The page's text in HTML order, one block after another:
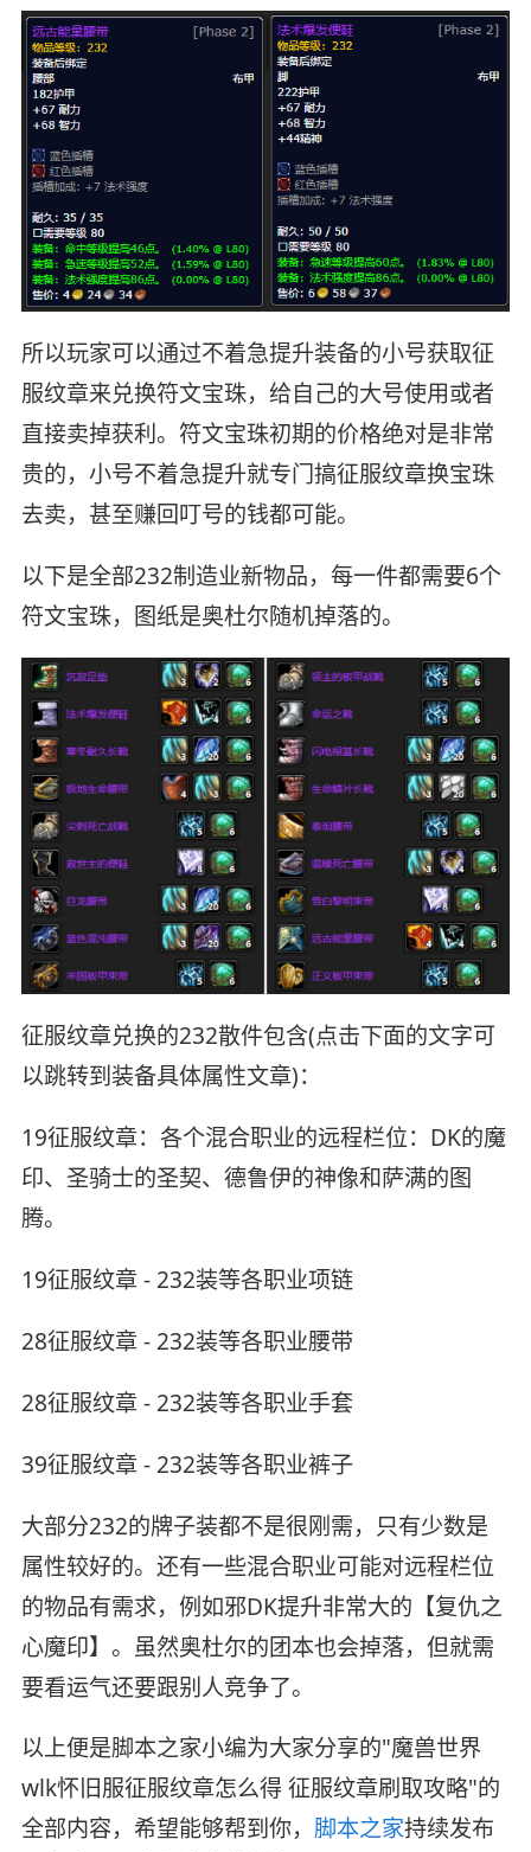
所以玩家可以通过不着急提升装备的小号获取征
服纹章来兑换符文宝珠，给自己的大号使用或者
直接卖掉获利。符文宝珠初期的价格绝对是非常
贵的，小号不着急提升就专门搞征服纹章换宝珠
去卖，甚至赚回叮号的钱都可能。
以下是全部232制造业新物品，每一件都需要6个
符文宝珠，图纸是奥杜尔随机掉落的。
征服纹章兑换的232散件包含(点击下面的文字可
以跳转到装备具体属性文章)：
19征服纹章：各个混合职业的远程栏位：DK的魔
印、圣骑士的圣契、德鲁伊的神像和萨满的图
腾。
19征服纹章 - 232装等各职业项链
28征服纹章 - 232装等各职业腰带
28征服纹章 - 232装等各职业手套
39征服纹章 - 232装等各职业裤子
大部分232的牌子装都不是很刚需，只有少数是
属性较好的。还有一些混合职业可能对远程栏位
的物品有需求，例如邪DK提升非常大的【复仇之
心魔印】。虽然奥杜尔的团本也会掉落，但就需
要看运气还要跟别人竞争了。
以上便是脚本之家小编为大家分享的"魔兽世界
wlk怀旧服征服纹章怎么得 征服纹章刷取攻略"的
全部内容，希望能够帮到你， 脚本之家持续发布